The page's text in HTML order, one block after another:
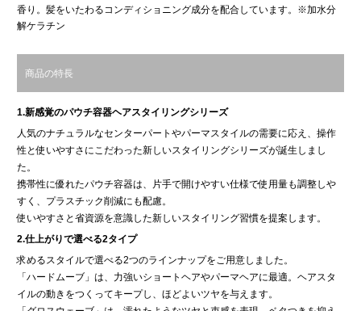
香り。髪をいたわるコンディショニング成分を配合しています。※加水分
解ケラチン
商品の特長
1.新感覚のパウチ容器ヘアスタイリングシリーズ
人気のナチュラルなセンターパートやパーマスタイルの需要に応え、操作
性と使いやすさにこだわった新しいスタイリングシリーズが誕生しまし
た。
携帯性に優れたパウチ容器は、片手で開けやすい仕様で使用量も調整しや
すく、プラスチック削減にも配慮。
使いやすさと省資源を意識した新しいスタイリング習慣を提案します。
2.仕上がりで選べる2タイプ
求めるスタイルで選べる2つのラインナップをご用意しました。
「ハードムーブ」は、力強いショートヘアやパーマヘアに最適。ヘアスタ
イルの動きをつくってキープし、ほどよいツヤを与えます。